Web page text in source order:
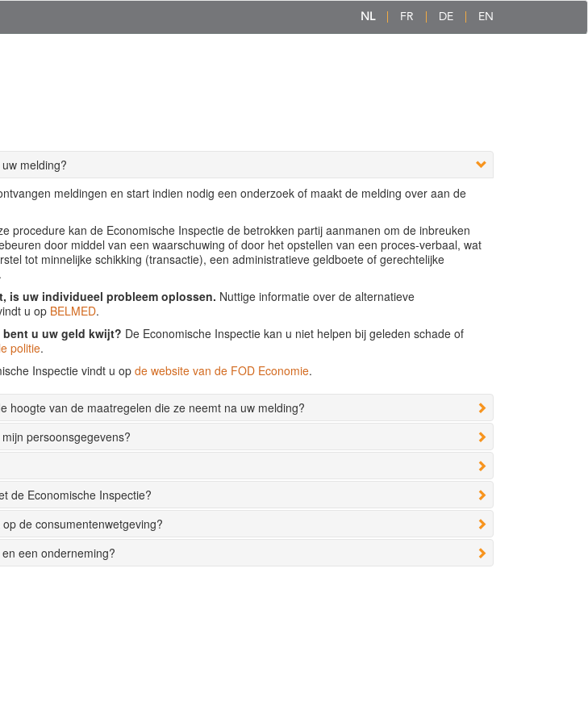
NL FR DE EN
melding?
meldingen en start indien nodig een onderzoek of maakt de melding over aan de
procedure kan de Economische Inspectie de betrokken partij aanmanen om de inbreuken
door middel van een waarschuwing of door het opstellen van een proces-verbaal, wat
tot minnelijke schikking (transactie), een administratieve geldboete of gerechtelijke
is uw individueel probleem oplossen. Nuttige informatie over de alternatieve
u op BELMED.
u uw geld kwijt? De Economische Inspectie kan u niet helpen bij geleden schade of
politie.
Inspectie vindt u op de website van de FOD Economie.
hoogte van de maatregelen die ze neemt na uw melding?
persoonsgegevens?
de Economische Inspectie?
de consumentenwetgeving?
een onderneming?